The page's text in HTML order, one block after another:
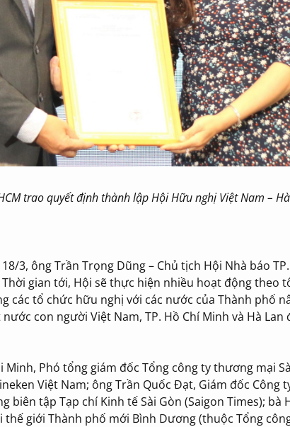
trao quyết định thành lập Hội Hữu nghị Việt Nam – Hà
3, ông Trần Trọng Dũng – Chủ tịch Hội Nhà báo
gian tới, Hội sẽ thực hiện nhiều hoạt động theo
các tổ chức hữu nghị với các nước của Thành phố
con người Việt Nam, TP. Hồ Chí Minh và Hà
Phó tổng giám đốc Tổng công ty thương mại
Việt Nam; ông Trần Quốc Đạt, Giám đốc Công
biên tập Tạp chí Kinh tế Sài Gòn (Saigon Times); bà
giới Thành phố mới Bình Dương (thuộc Tổng công